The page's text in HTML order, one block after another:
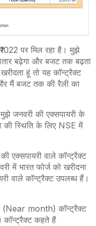
पर मिल रहा है। मुझे
बढ़ेगा और बजट तक बढ़ता
हूं तो यह कॉन्ट्रैक्ट
मैं बजट तक की रैली का
जनवरी की एक्सपायरी के
की स्थिति के लिए NSE में
एक्सपायरी वाले कॉन्ट्रैक्ट
में भारत फोर्ज को खरीदना
वाले कॉन्ट्रैक्ट उपलब्ध हैं।
(Near month) कॉन्ट्रैक्ट
कॉन्ट्रैक्ट कहते हैं